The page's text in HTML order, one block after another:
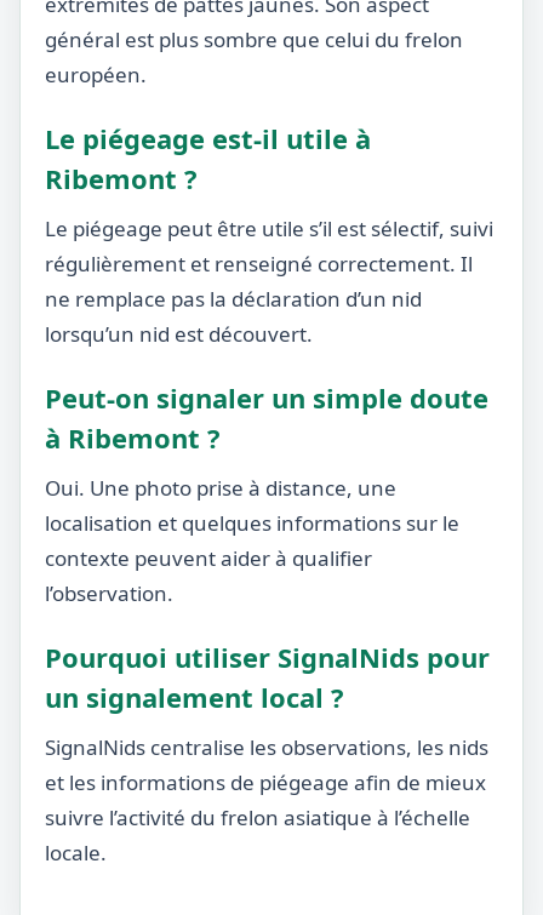
général est plus sombre que celui du frelon
européen.
Le piégeage est-il utile à
Ribemont ?
Le piégeage peut être utile s’il est sélectif, suivi
régulièrement et renseigné correctement. Il
ne remplace pas la déclaration d’un nid
lorsqu’un nid est découvert.
Peut-on signaler un simple doute
à Ribemont ?
Oui. Une photo prise à distance, une
localisation et quelques informations sur le
contexte peuvent aider à qualifier
l’observation.
Pourquoi utiliser SignalNids pour
un signalement local ?
SignalNids centralise les observations, les nids
et les informations de piégeage afin de mieux
suivre l’activité du frelon asiatique à l’échelle
locale.